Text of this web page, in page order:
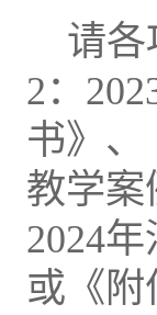
请各
2 ：
书》、
教学案
2024年
或《附